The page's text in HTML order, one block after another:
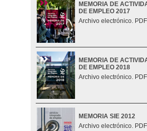
MEMORIA DE
DE EMPLEO 2017
Archivo electrónico.
MEMORIA DE
DE EMPLEO 2018
Archivo electrónico.
MEMORIA SIE 2012
Archivo electrónico.